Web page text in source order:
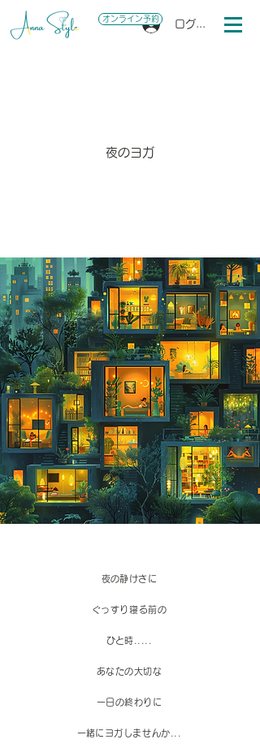
ログイン
オンライン予約
​のヨガ
​夜の静けさに
ぐっすり寝る前の
​ひと時.....
あなたの大切な
一日の終わりに
​一緒にヨガしませんか...